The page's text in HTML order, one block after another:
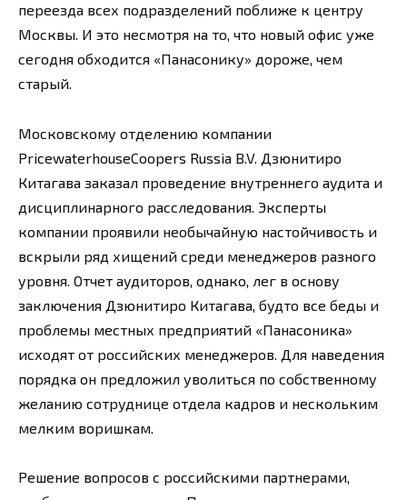
переезда всех подразделений поближе к центру
Москвы. И это несмотря на то, что новый офис уже
сегодня обходится «Панасонику» дороже, чем
старый.
Московскому отделению компании
PricewaterhouseCoopers Russia B.V. Дзюнитиро
Китагава заказал проведение внутреннего аудита и
дисциплинарного расследования. Эксперты
компании проявили необычайную настойчивость и
вскрыли ряд хищений среди менеджеров разного
уровня. Отчет аудиторов, однако, лег в основу
заключения Дзюнитиро Китагава, будто все беды и
проблемы местных предприятий «Панасоника»
исходят от российских менеджеров. Для наведения
порядка он предложил уволиться по собственному
желанию сотруднице отдела кадров и нескольким
мелким воришкам.
Решение вопросов с российскими партнерами,